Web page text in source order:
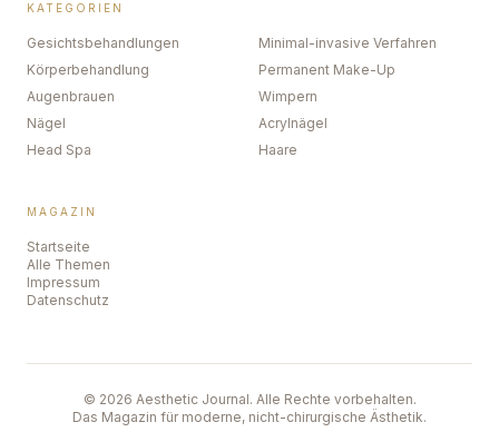
KATEGORIEN
Gesichtsbehandlungen
Minimal-invasive Verfahren
Körperbehandlung
Permanent Make-Up
Augenbrauen
Wimpern
Nägel
Acrylnägel
Head Spa
Haare
MAGAZIN
Startseite
Alle Themen
Impressum
Datenschutz
© 2026 Aesthetic Journal. Alle Rechte vorbehalten.
Das Magazin für moderne, nicht-chirurgische Ästhetik.